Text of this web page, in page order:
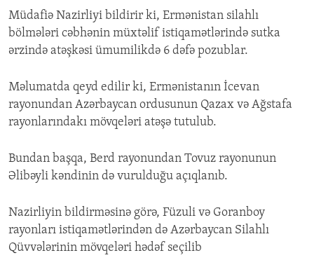
AZADLIQRADIOSU MOBIL TELEFONUNUZDA
BIZIMLƏ ƏLAQƏ
RFE/RL-in bütün saytları
Müdafiə Nazirliyi bildirir ki, Ermənistan silahlı
bölmələri cəbhənin müxtəlif istiqamətlərində sutka
ərzində atəşkəsi ümumilikdə 6 dəfə pozublar.
Məlumatda qeyd edilir ki, Ermənistanın İcevan
rayonundan Azərbaycan ordusunun Qazax və Ağstafa
rayonlarındakı mövqeləri atəşə tutulub.
Bundan başqa, Berd rayonundan Tovuz rayonunun
Əlibəyli kəndinin də vurulduğu açıqlanıb.
Nazirliyin bildirməsinə görə, Füzuli və Goranboy
rayonları istiqamətlərindən də Azərbaycan Silahlı
Qüvvələrinin mövqeləri hədəf seçilib